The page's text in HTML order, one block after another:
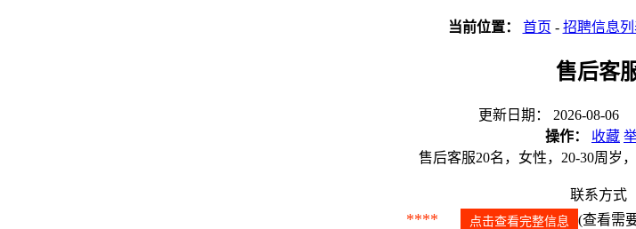
当前位置： 首页 - 招聘信息列
售后客
更新日期： 2026-08-
操作：
收藏
售后客服20名，女性，20-30周岁
联系方式
**** 点击查看完整信息 (查看需